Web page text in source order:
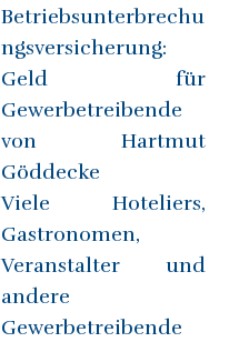
Betriebsunterbrechu
ngsversicherung:
Geld für
Gewerbetreibende
von Hartmut
Göddecke
Viele Hoteliers,
Gastronomen,
Veranstalter und
andere
Gewerbetreibende